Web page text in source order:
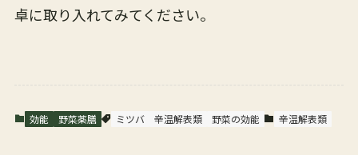
卓に取り入れてみてください。
効能 野菜薬膳 ミツバ 辛温解表類 野菜の効能 辛温解表類